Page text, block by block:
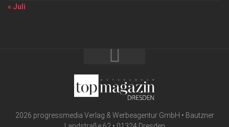
« Juli
2026 progressmedia Verlag & Werbeagentur GmbH • Bautzner